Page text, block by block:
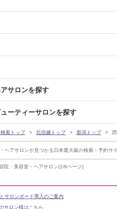
院・美容室・ヘアサロン(1/6ページ)
サロンを探す
ーティーサロンを探す
索トップ 北信越トップ 新潟トップ
ヘアサロンが見つかる日本最大級の検索・予約
サロンボード導入のご案内
サロン様はこちら